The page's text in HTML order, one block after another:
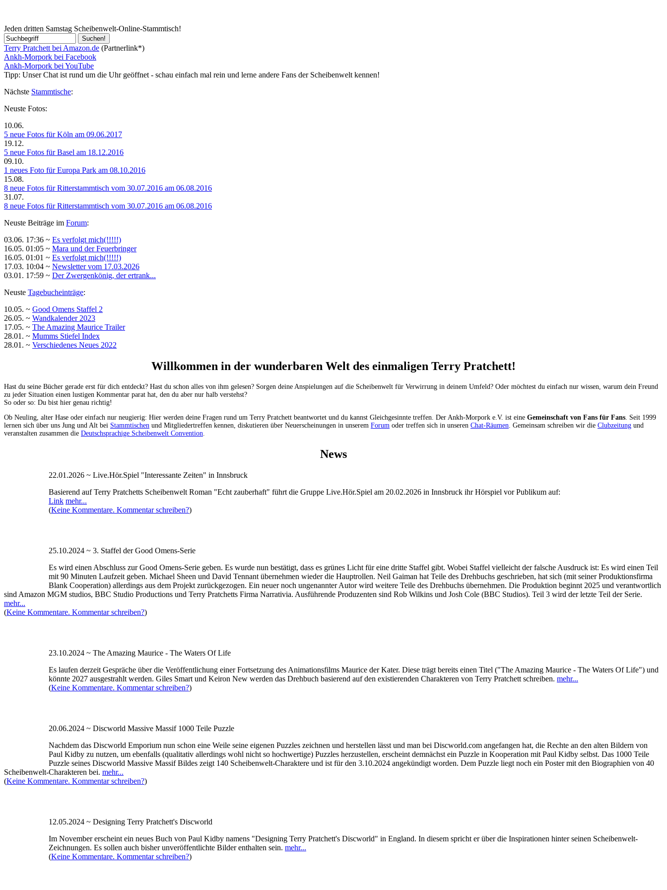
Jeden dritten Samstag Scheibenwelt-Online-Stammtisch!
Terry Pratchett bei Amazon.de (Partnerlink*)
Ankh-Morpork bei Facebook
Ankh-Morpork bei YouTube
Tipp: Unser Chat ist rund um die Uhr geöffnet - schau einfach mal rein und lerne andere Fans der Scheibenwelt kennen!
Nächste Stammtische:
Neuste Fotos:
10.06.
5 neue Fotos für Köln am 09.06.2017
19.12.
5 neue Fotos für Basel am 18.12.2016
09.10.
1 neues Foto für Europa Park am 08.10.2016
15.08.
8 neue Fotos für Ritterstammtisch vom 30.07.2016 am 06.08.2016
31.07.
8 neue Fotos für Ritterstammtisch vom 30.07.2016 am 06.08.2016
Neuste Beiträge im Forum:
03.06. 17:36 ~ Es verfolgt mich(!!!!!)
16.05. 01:05 ~ Mara und der Feuerbringer
16.05. 01:01 ~ Es verfolgt mich(!!!!!)
17.03. 10:04 ~ Newsletter vom 17.03.2026
03.01. 17:59 ~ Der Zwergenkönig, der ertrank...
Neuste Tagebucheinträge:
10.05. ~ Good Omens Staffel 2
26.05. ~ Wandkalender 2023
17.05. ~ The Amazing Maurice Trailer
28.01. ~ Mumms Stiefel Index
28.01. ~ Verschiedenes Neues 2022
Willkommen in der wunderbaren Welt des einmaligen Terry Pratchett!
Hast du seine Bücher gerade erst für dich entdeckt? Hast du schon alles von ihm gelesen? Sorgen deine Anspielungen auf die Scheibenwelt für Verwirrung in deinem Umfeld? Oder möchtest du einfach nur wissen, warum dein Freund
zu jeder Situation einen lustigen Kommentar parat hat, den du aber nur halb verstehst?
So oder so: Du bist hier genau richtig!
Ob Neuling, alter Hase oder einfach nur neugierig: Hier werden deine Fragen rund um Terry Pratchett beantwortet und du kannst Gleichgesinnte treffen. Der Ankh-Morpork e.V. ist eine Gemeinschaft von Fans für Fans . Seit 1999
lernen sich über uns Jung und Alt bei Stammtischen und Mitgliedertreffen kennen, diskutieren über Neuerscheinungen in unserem Forum oder treffen sich in unseren Chat-Räumen . Gemeinsam schreiben wir die Clubzeitung und
veranstalten zusammen die Deutschsprachige Scheibenwelt Convention
News
22.01.2026 ~ Live.Hör.Spiel "Interessante Zeiten" in Innsbruck
Basierend auf Terry Pratchetts Scheibenwelt Roman "Echt zauberhaft" führt die Gruppe Live.Hör.Spiel am 20.02.2026 in Innsbruck ihr Hörspiel vor Publikum auf:
Link mehr...
(Keine Kommentare. Kommentar schreiben?)
25.10.2024 ~ 3. Staffel der Good Omens-Serie
Es wird einen Abschluss zur Good Omens-Serie geben. Es wurde nun bestätigt, dass es grünes Licht für eine dritte Staffel gibt. Wobei Staffel vielleicht der falsche Ausdruck ist: Es wird einen Teil
mit 90 Minuten Laufzeit geben. Michael Sheen und David Tennant übernehmen wieder die Hauptrollen. Neil Gaiman hat Teile des Drehbuchs geschrieben, hat sich (mit seiner Produktionsfirma
Blank Cooperation) allerdings aus dem Projekt zurückgezogen. Ein neuer noch ungenannter Autor wird weitere Teile des Drehbuchs übernehmen. Die Produktion beginnt 2025 und verantwortlich
sind Amazon MGM studios, BBC Studio Productions und Terry Pratchetts Firma Narrativia. Ausführende Produzenten sind Rob Wilkins und Josh Cole (BBC Studios). Teil 3 wird der letzte Teil der Serie.
mehr...
(Keine Kommentare. Kommentar schreiben?)
23.10.2024 ~ The Amazing Maurice - The Waters Of Life
Es laufen derzeit Gespräche über die Veröffentlichung einer Fortsetzung des Animationsfilms Maurice der Kater. Diese trägt bereits einen Titel ("The Amazing Maurice - The Waters Of Life") und
könnte 2027 ausgestrahlt werden. Giles Smart und Keiron New werden das Drehbuch basierend auf den existierenden Charakteren von Terry Pratchett schreiben. mehr...
(Keine Kommentare. Kommentar schreiben?)
20.06.2024 ~ Discworld Massive Massif 1000 Teile Puzzle
Nachdem das Discworld Emporium nun schon eine Weile seine eigenen Puzzles zeichnen und herstellen lässt und man bei Discworld.com angefangen hat, die Rechte an den alten Bildern von
Paul Kidby zu nutzen, um ebenfalls (qualitativ allerdings wohl nicht so hochwertige) Puzzles herzustellen, erscheint demnächst ein Puzzle in Kooperation mit Paul Kidby selbst. Das 1000 Teile
Puzzle seines Discworld Massive Massif Bildes zeigt 140 Scheibenwelt-Charaktere und ist für den 3.10.2024 angekündigt worden. Dem Puzzle liegt noch ein Poster mit den Biographien von 40
Scheibenwelt-Charakteren bei. mehr...
(Keine Kommentare. Kommentar schreiben?)
12.05.2024 ~ Designing Terry Pratchett's Discworld
Im November erscheint ein neues Buch von Paul Kidby namens "Designing Terry Pratchett's Discworld" in England. In diesem spricht er über die Inspirationen hinter seinen Scheibenwelt-
Zeichnungen. Es sollen auch bisher unveröffentlichte Bilder enthalten sein. mehr...
(Keine Kommentare. Kommentar schreiben?)